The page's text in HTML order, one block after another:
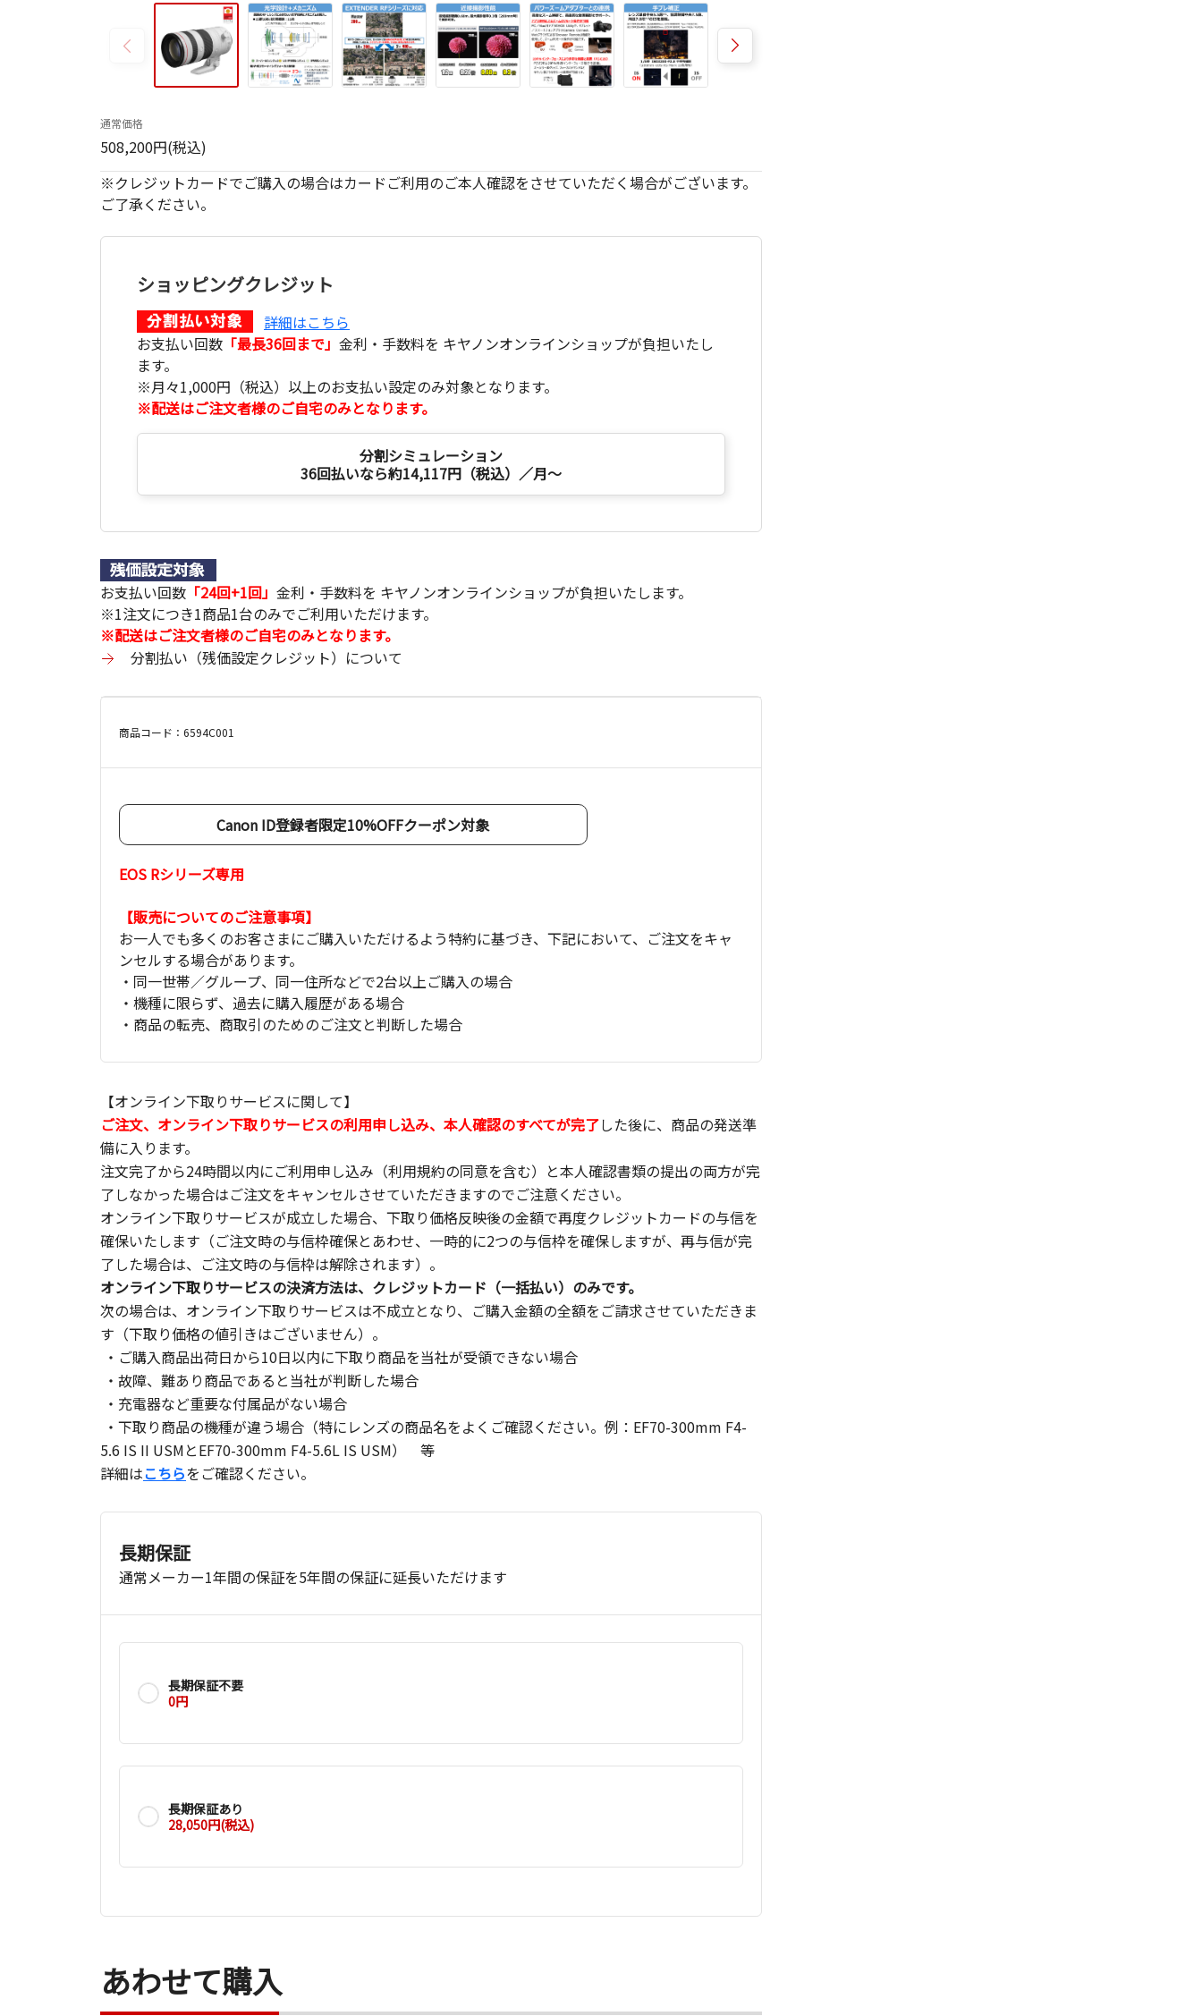
通常価格
508,200円(税込)
※クレジットカードでご購入の場合はカードご利用のご本人確認をさせていただく場合がございます。
ご了承ください。
ショッピングクレジット
詳細はこちら
お支払い回数 「最長36回まで」 金利・手数料を キヤノンオンラインショップが負担いたし
ます。
※月々1,000円（税込）以上のお支払い設定のみ対象となります。
※配送はご注文者様のご自宅のみとなります。
分割シミュレーション
36回払いなら約14,117円（税込）／月～
お支払い回数 「24回+1回」 金利・手数料を キヤノンオンラインショップが負担いたします。
※1注文につき1商品1台のみでご利用いただけます。
※配送はご注文者様のご自宅のみとなります。
分割払い（残価設定クレジット）について
商品コード：6594C001
Canon ID登録者限定10%OFFクーポン対象
EOS Rシリーズ専用
【販売についてのご注意事項】
お一人でも多くのお客さまにご購入いただけるよう特約に基づき、下記において、ご注文をキャ
ンセルする場合があります。
・同一世帯／グループ、同一住所などで2台以上ご購入の場合
・機種に限らず、過去に購入履歴がある場合
・商品の転売、商取引のためのご注文と判断した場合
【オンライン下取りサービスに関して】
ご注文、オンライン下取りサービスの利用申し込み、本人確認のすべてが完了した後に、商品の発送準
備に入ります。
注文完了から24時間以内にご利用申し込み（利用規約の同意を含む）と本人確認書類の提出の両方が完
了しなかった場合はご注文をキャンセルさせていただきますのでご注意ください。
オンライン下取りサービスが成立した場合、下取り価格反映後の金額で再度クレジットカードの与信を
確保いたします（ご注文時の与信枠確保とあわせ、一時的に2つの与信枠を確保しますが、再与信が完
了した場合は、ご注文時の与信枠は解除されます）。
オンライン下取りサービスの決済方法は、クレジットカード（一括払い）のみです。
次の場合は、オンライン下取りサービスは不成立となり、ご購入金額の全額をご請求させていただきま
す（下取り価格の値引きはございません）。
・ご購入商品出荷日から10日以内に下取り商品を当社が受領できない場合
・故障、難あり商品であると当社が判断した場合
・充電器など重要な付属品がない場合
・下取り商品の機種が違う場合（特にレンズの商品名をよくご確認ください。例：EF70-300mm F4-
5.6 IS II USMとEF70-300mm F4-5.6L IS USM） 等
詳細はこちらをご確認ください。
長期保証
通常メーカー1年間の保証を5年間の保証に延長いただけます
長期保証不要
0円
長期保証あり
28,050円(税込)
あわせて購入